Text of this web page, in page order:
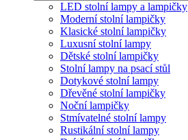
LED stolní lampy a lampičky
Moderní stolní lampičky
Klasické stolní lampičky
Luxusní stolní lampy
Dětské stolní lampičky
Stolní lampy na psací stůl
Dotykové stolní lampy
Dřevěné stolní lampičky
Noční lampičky
Stmívatelné stolní lampy
Rustikální stolní lampy